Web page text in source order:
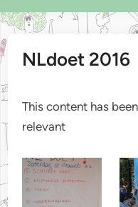
NLdoet 2016
This content has
relevant